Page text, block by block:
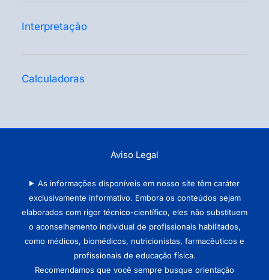
Interpretação
Calculadoras
Aviso Legal
As informações disponíveis em nosso site têm caráter
exclusivamente informativo. Embora os conteúdos sejam
elaborados com rigor técnico-científico, eles não substituem
o aconselhamento individual de profissionais habilitados,
como médicos, biomédicos, nutricionistas, farmacêuticos e
profissionais de educação física.
Recomendamos que você sempre busque orientação